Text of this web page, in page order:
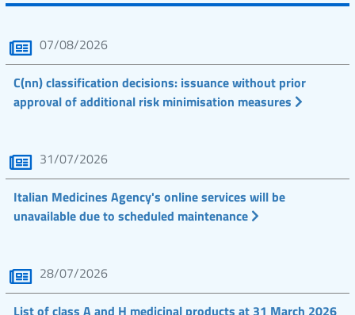
07/08/2026
C(nn) classification decisions: issuance without prior
approval of additional risk minimisation measures
31/07/2026
Italian Medicines Agency's online services will be
unavailable due to scheduled maintenance
28/07/2026